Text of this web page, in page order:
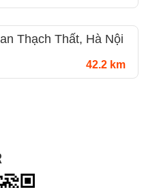
Thạch Thất, Hà Nội
42.2 km